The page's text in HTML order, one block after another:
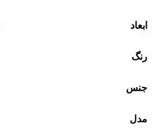
ابعاد
رنگ
جنس
مدل